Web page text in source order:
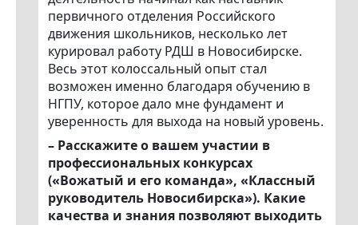
первичного отделения Российского
движения школьников, несколько лет
курировал работу РДШ в Новосибирске.
Весь этот колоссальный опыт стал
возможен именно благодаря обучению в
НГПУ, которое дало мне фундамент и
уверенность для выхода на новый уровень.
– Расскажите о вашем участии в
профессиональных конкурсах
(«Вожатый и его команда», «Классный
руководитель Новосибирска»). Какие
качества и знания позволяют выходить